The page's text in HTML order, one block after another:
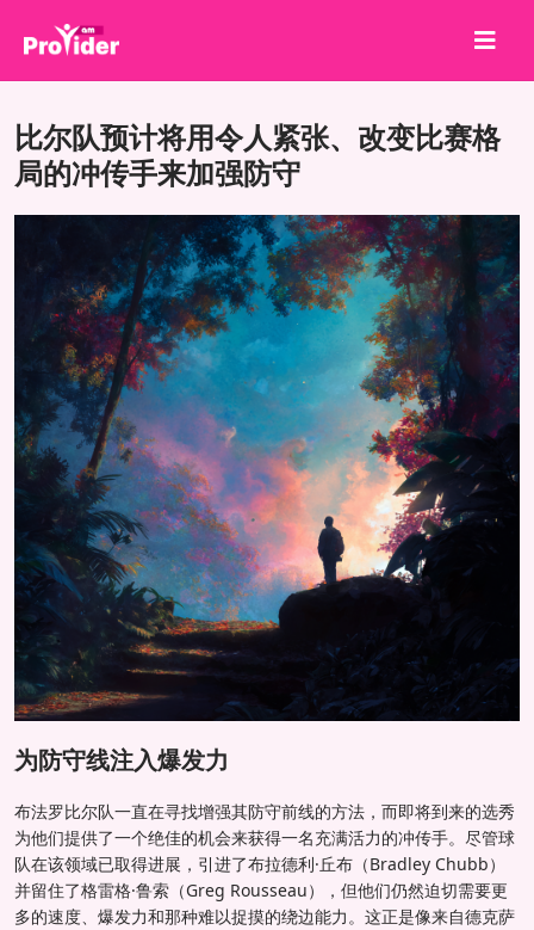
关于我们
注册
服务
API
条款
博客
比尔队预计将用令人紧张、改变比赛格
局的冲传手来加强防守
为防守线注入爆发力
布法罗比尔队一直在寻找增强其防守前线的方法，而即将到来的选秀
为他们提供了一个绝佳的机会来获得一名充满活力的冲传手。尽管球
队在该领域已取得进展，引进了布拉德利·丘布（Bradley Chubb）
并留住了格雷格·鲁索（Greg Rousseau），但他们仍然迫切需要更
多的速度、爆发力和那种难以捉摸的绕边能力。这正是像来自德克萨